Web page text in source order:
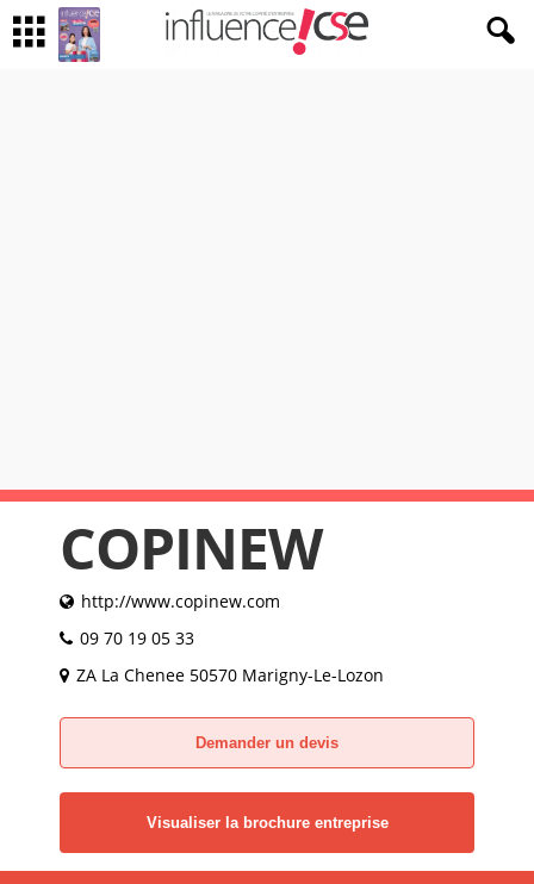
COPINEW
http://www.copinew.com
09 70 19 05 33
ZA La Chenee 50570 Marigny-Le-Lozon
Demander un devis
Visualiser la brochure entreprise